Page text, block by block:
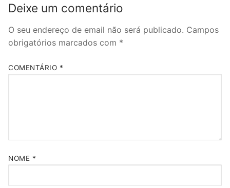
Deixe um comentário
O seu endereço de email não será publicado. Campos
obrigatórios marcados com *
COMENTÁRIO *
NOME *